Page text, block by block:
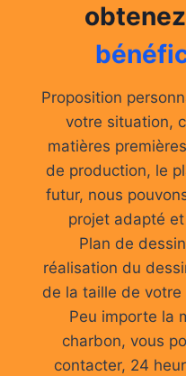
obtenez
Proposition
votre situation,
matières
de production, le
futur, nous
projet adapté
Plan de
réalisation du
de la taille de votre
Peu importe la
charbon, vous
contacter, 24